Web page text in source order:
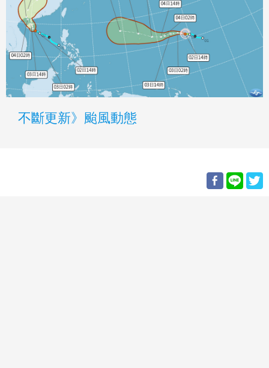
不斷更新》颱風動態